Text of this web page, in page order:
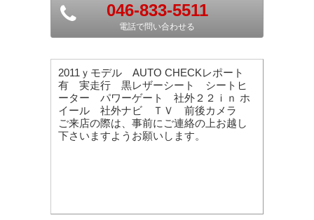
046-833-5511
電話で問い合わせる
2011ｙモデル AUTO CHECKレポート
有 実走行 黒レザーシート シートヒ
ーター パワーゲート 社外２２ｉｎ ホ
イール 社外ナビ ＴＶ 前後カメラ
ご来店の際は、事前にご連絡の上お越し
下さいますようお願いします。